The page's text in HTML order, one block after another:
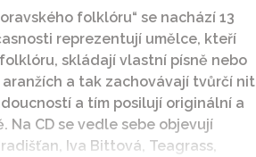
folklóru“ se nachází 13
reprezentují umělce, kteří
skládají vlastní písně nebo
a tak zachovávají tvůrčí nit
a tím posilují originální a
Na CD se vedle sebe objevují
Iva Bittová, Teagrass,